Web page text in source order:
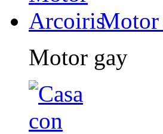
Motor gay